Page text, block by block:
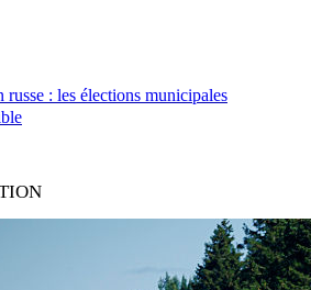
: les élections municipales